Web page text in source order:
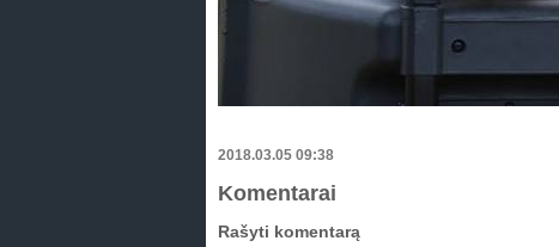
2018.03.05 09:38
Komentarai
Rašyti komentarą